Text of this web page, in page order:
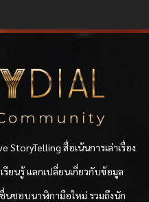
StoryTelling สื่อเน้นการเล่าเรื่อง
รียนรู้ แลกเปลี่ยนเกี่ยวกับข้อมูล
นชอบนาฬิกามือใหม่ รวมถึงนัก